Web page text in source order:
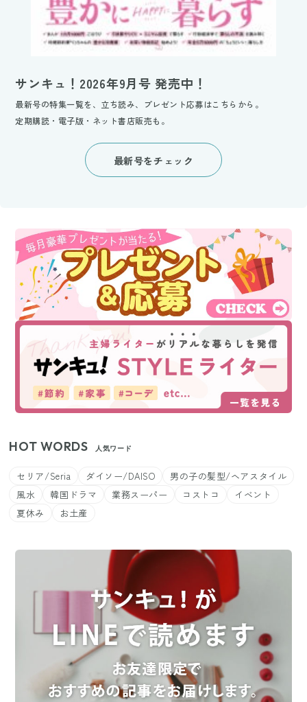
サンキュ！2026年9月号 発売中！
最新号の特集一覧を、立ち読み、プレゼント応募はこちらから。
定期購読・電子版・ネット書店販売も。
最新号をチェック
HOT WORDS 人気ワード
セリア/Seria ダイソー/DAISO
男の子の髪型/ヘアスタイル
風水
韓国ドラマ 業務スーパー コストコ
イベント
夏休み
お土産